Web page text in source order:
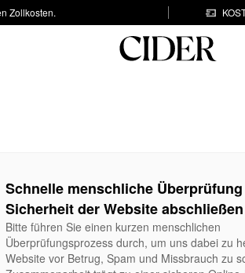
Zollkosten.
Schnelle menschliche
Sicherheit der Website abschließen
Bitte führen Sie einen kurzen menschlichen
Überprüfungsprozess durch, um uns dabei zu
Website vor Betrug, Spam und Missbrauch zu